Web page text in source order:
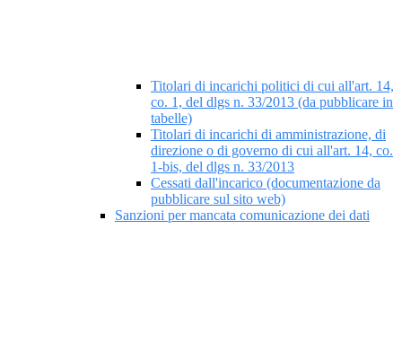
Titolari di incarichi politici di cui all'art. 14,
co. 1, del dlgs n. 33/2013 (da pubblicare in
tabelle)
Titolari di incarichi di amministrazione, di
direzione o di governo di cui all'art. 14, co.
1-bis, del dlgs n. 33/2013
Cessati dall'incarico (documentazione da
pubblicare sul sito web)
Sanzioni per mancata comunicazione dei dati